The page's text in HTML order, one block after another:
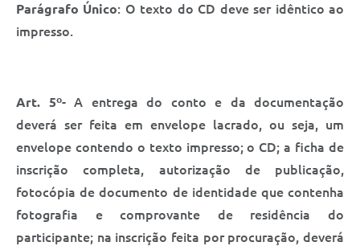
Parágrafo Único: O texto do CD deve ser idêntico ao
impresso.
Art. 5º- A entrega do conto e da documentação
deverá ser feita em envelope lacrado, ou seja, um
envelope contendo o texto impresso; o CD; a ficha de
inscrição completa, autorização de publicação,
fotocópia de documento de identidade que contenha
fotografia e comprovante de residência do
participante; na inscrição feita por procuração, deverá